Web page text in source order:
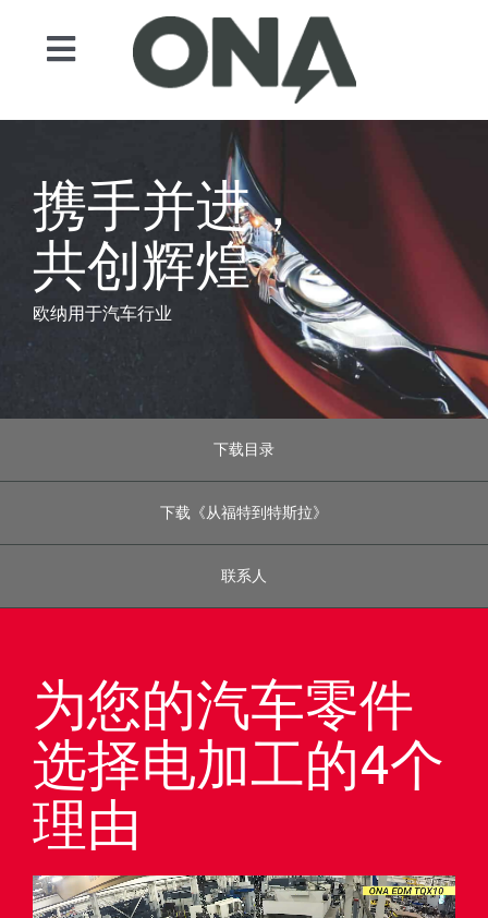
contentToggle
产品
自动化
服务
案例展示
Search
携手并进，
共创辉煌
欧纳用于汽车行业
下载目录
下载《从福特到特斯拉》
联系人
为您的汽车零件
选择电加工的4个
理由